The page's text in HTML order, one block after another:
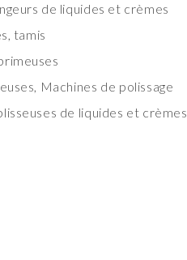
de liquides et crèmes
tamis
Machines de polissage
de liquides et crèmes